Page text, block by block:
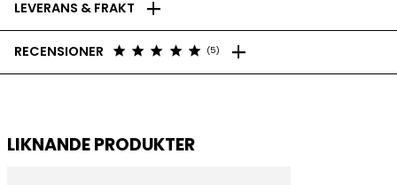
LEVERANS & FRAKT add
RECENSIONER star star star star star (5) add
LIKNANDE PRODUKTER